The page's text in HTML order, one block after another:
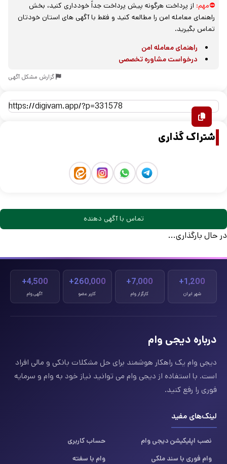
⛔مهم: از پرداخت هرگونه پیش پرداخت جداً خودداری کنید، بخش
راهنمای معامله امن را مطالعه کنید و فقط با آگهی های استان خودتان
تماس بگیرید.
راهنمای معامله امن
درخواست مشاوره تخصصی
گزارش مشکل آگهی
اشتراک گذاری
تماس با آگهی دهنده
در حال بارگذاری...
1,200+
شهر ایران
7,000+
کارگزار وام
260,000+
کاربر عضو
4,500+
آگهی وام
درباره دیجی وام
دیجی وام یک راهکار هوشمند برای حل مشکلات بانکی و مالی افراد
است. با استفاده از دیجی وام می توانید نیاز خود به وام و سرمایه
فوری را رفع کنید.
لینک‌های مفید
نصب اپلیکیشن دیجی وام
حساب کاربری
وام فوری با سند ملکی
وام با سفته